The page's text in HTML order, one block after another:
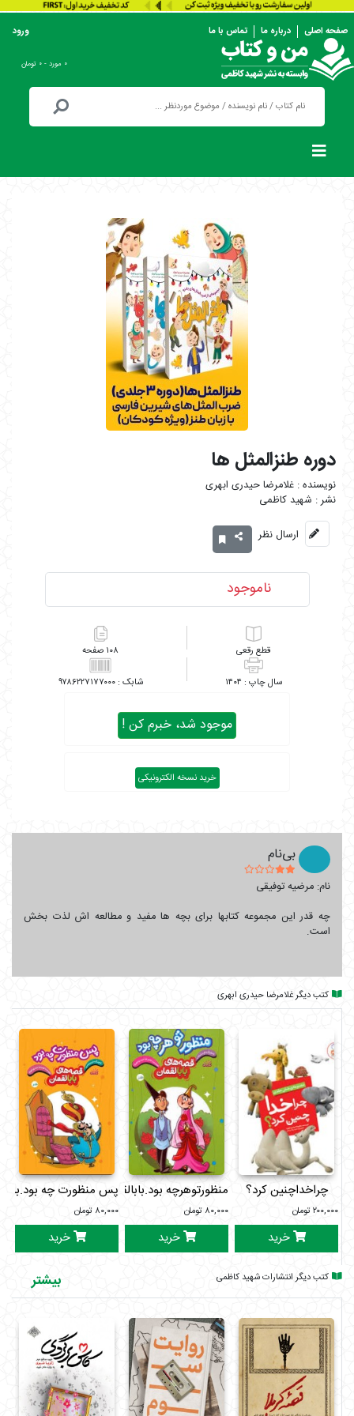
صفحه اصلی درباره ما تماس با ما ورود
۰ مورد - ۰ تومان
دوره طنزالمثل ها
غلامرضا حیدری ابهری
شهید کاظمی
ارسال نظر
ناموجود
رقعی ۱۰۸
۱۴۰۴ ۹۷۸۶۲۲۷۱۷۷۰۰۰
موجود شد، خبرم کن !
خرید نسخه الکترونیکی
بی‌نام
نام: مرضیه توفیقی
چه قدر این مجموعه کتابها برای بچه ها مفید و مطالعه اش لذت بخش
است.
کتب دیگر غلامرضا حیدری ابهری
چراخداچنین کرد؟
۲۰۰,۰۰۰ تومان
خرید
منظورتوهرچه بود.بابالقمان3
۸۰,۰۰۰ تومان
خرید
پس منظورت چه
۸۰,۰۰۰ تومان
خرید
کتب دیگر انتشارات شهید کاظمی بیشتر